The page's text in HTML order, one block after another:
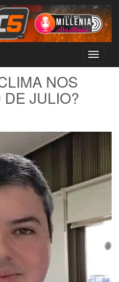
Toggle
NOS
JULIO?